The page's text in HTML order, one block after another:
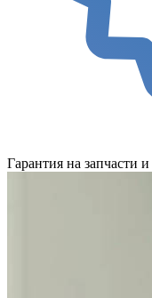
Гарантия на запчасти